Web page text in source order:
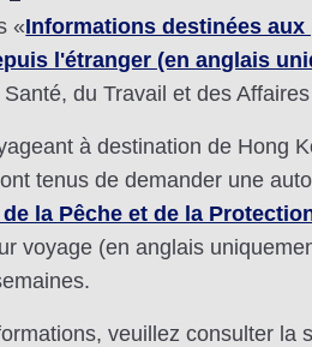
«Informations destinées
l'étranger (en anglais
du Travail et des
à destination de Hong
tenus de demander une
la Pêche et de la
voyage (en anglais
veuillez consulter la